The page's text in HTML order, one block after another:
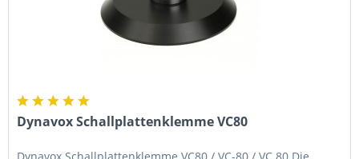
Dynavox Schallplattenklemme VC80